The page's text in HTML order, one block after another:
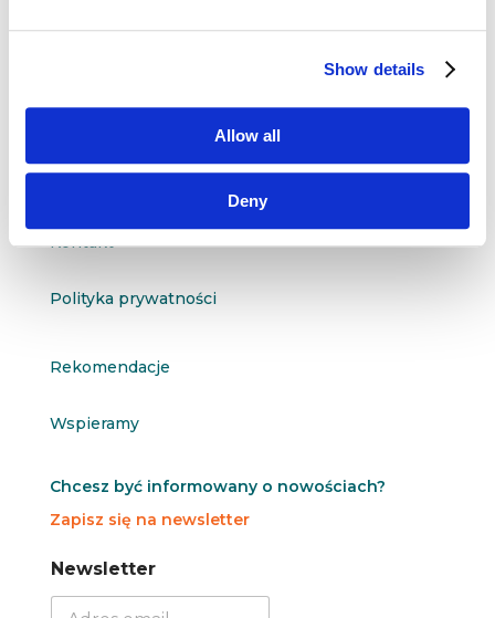
Show details
Allow all
Deny
91-811 Łódź
 questus@questus.pl
Kontakt
Polityka prywatności
Rekomendacje
Wspieramy
Chcesz być informowany o nowościach?
Zapisz się na newsletter
N
N
Newsletter